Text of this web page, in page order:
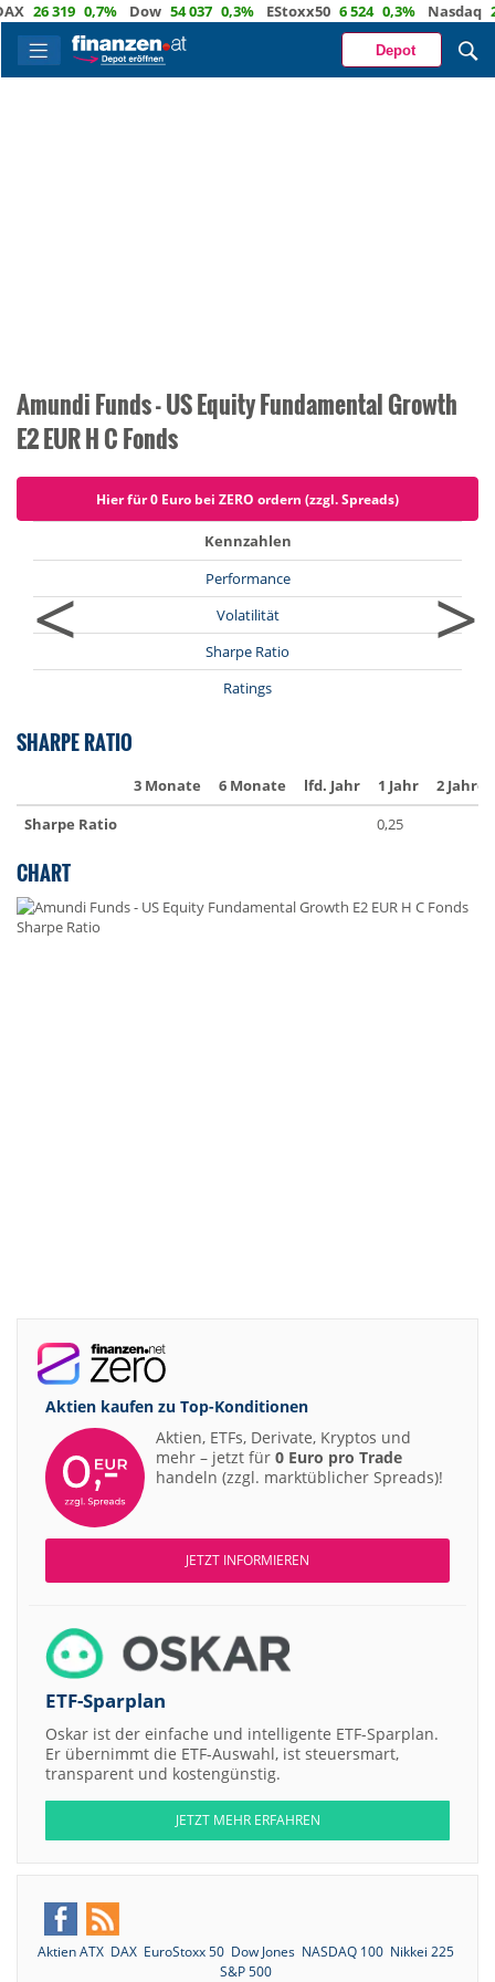
26 319 0,7% Dow 54 037 0,3% EStoxx50 6 524 0,3% Nasdaq
Depot
Amundi Funds - US Equity Fundamental Growth
E2 EUR H C Fonds
Hier für 0 Euro bei ZERO ordern (zzgl. Spreads)
<
Kennzahlen
Performance
Volatilität
Sharpe Ratio
Ratings
>
SHARPE RATIO
3 Monate 6 Monate lfd. Jahr 1 Jahr
2 Jahre
Sharpe Ratio
0,25
CHART
Aktien kaufen zu Top-Konditionen
Aktien, ETFs, Derivate, Kryptos und
mehr – jetzt für 0 Euro pro Trade
handeln (zzgl. marktüblicher Spreads)!
JETZT INFORMIEREN
ETF-Sparplan
Oskar ist der einfache und intelligente ETF-Sparplan.
Er übernimmt die ETF-Auswahl, ist steuersmart,
transparent und kostengünstig.
JETZT MEHR ERFAHREN
Aktien ATX DAX EuroStoxx 50 Dow Jones NASDAQ 100 Nikkei 225
S&P 500